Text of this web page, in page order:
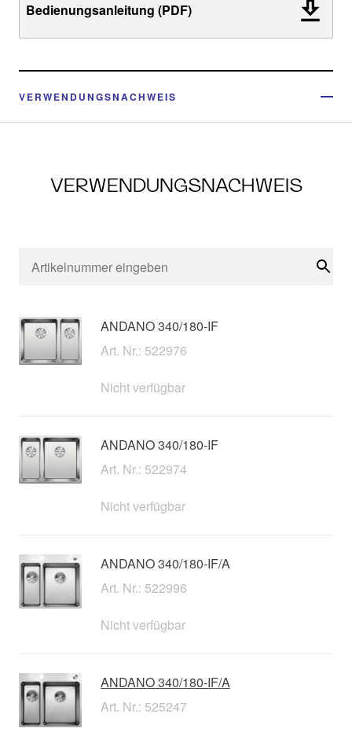
Bedienungsanleitung (PDF)
VERWENDUNGSNACHWEIS
VERWENDUNGSNACHWEIS
ANDANO 340/180-IF
Art. Nr.: 522976
Nicht verfügbar
ANDANO 340/180-IF
Art. Nr.: 522974
Nicht verfügbar
ANDANO 340/180-IF/A
Art. Nr.: 522996
Nicht verfügbar
ANDANO 340/180-IF/A
Art. Nr.: 525247